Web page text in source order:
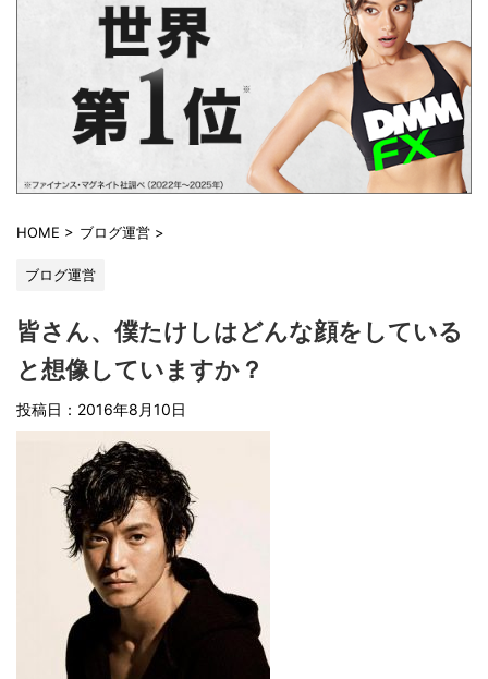
HOME > ブログ運営 >
ブログ運営
皆さん、僕たけしはどんな顔をしている
と想像していますか？
投稿日：2016年8月10日